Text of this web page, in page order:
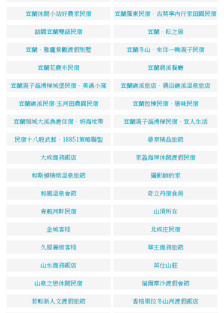
宜蘭休閒小站好農家民宿 宜蘭羅東民宿．古莫寧內行家田園民宿
喆園宜蘭雙語民宿 宜蘭‧耘之居
宜蘭．雅廬景觀渡假別墅 宜蘭冬山‧來住一晚親子民宿
宜蘭花鹿米民宿 宜蘭晨溪餐廳
宜蘭親子溜滑梯城堡民宿．美滿小窩 宜蘭礁溪旅店‧偶浴礁溪溫泉旅店
宜蘭礁溪民宿-玉河田農園民宿 宜蘭包棟民宿‧厝味民宿
宜蘭頭城大溪漁港住宿‧妍海地帶 宜蘭親子溜滑梯民宿‧宜人生活
民宿十八般武藝‧18851策略聯盟 晏京精品旅館
大成商務飯店 家盈海岸休閒渡假民宿
和斯頓精緻溫泉旅館 攝影師的家
和風溫泉會館 奇立丹宿食湯
青靚河畔民宿 山頂所在
金城客棧 北成庄民宿
久屋麗緻客棧 華王商務旅館
山水商務飯店 英仕山莊
山泉之戀休閒民宿 福爾摩沙渡假會館
若輕新人文渡假旅館 香格里拉冬山河渡假飯店